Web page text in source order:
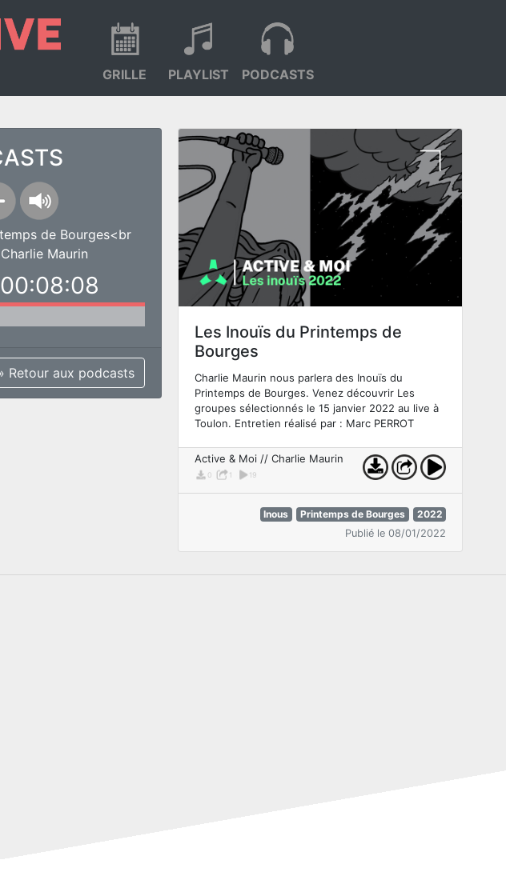
GRILLE PLAYLIST PODCASTS
de Bourges<br
Maurin
Retour aux podcasts
Les Inouïs du Printemps de
Bourges
Charlie Maurin nous parlera des Inouïs du
Printemps de Bourges. Venez découvrir Les
groupes sélectionnés le 15 janvier 2022 au live à
Toulon. Entretien réalisé par : Marc PERROT
Active & Moi // Charlie Maurin
0 1 19
Inous Printemps de Bourges
2022
Publié le 08/01/2022